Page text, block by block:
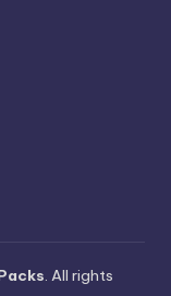
. All rights